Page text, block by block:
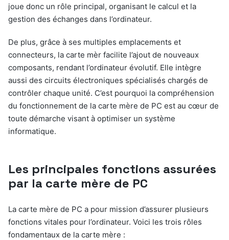
joue donc un rôle principal, organisant le calcul et la
gestion des échanges dans l’ordinateur.
De plus, grâce à ses multiples emplacements et
connecteurs, la carte mèr facilite l’ajout de nouveaux
composants, rendant l’ordinateur évolutif. Elle intègre
aussi des circuits électroniques spécialisés chargés de
contrôler chaque unité. C’est pourquoi la compréhension
du fonctionnement de la carte mère de PC est au cœur de
toute démarche visant à optimiser un système
informatique.
Les principales fonctions assurées
par la carte mère de PC
La carte mère de PC a pour mission d’assurer plusieurs
fonctions vitales pour l’ordinateur. Voici les trois rôles
fondamentaux de la carte mère :